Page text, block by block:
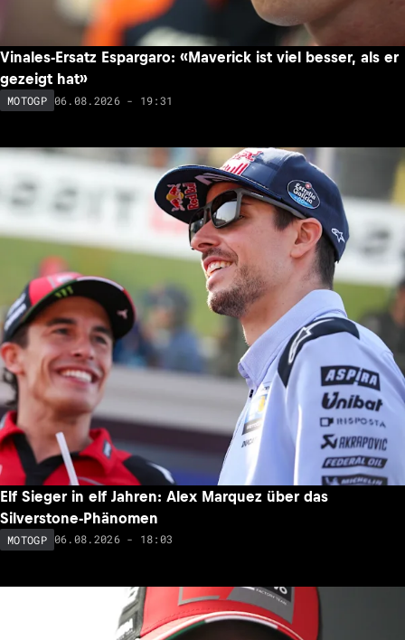
Vinales-Ersatz Espargaro: «Maverick ist viel besser, als er
gezeigt hat»
MOTOGP 06.08.2026 - 19:31
Elf Sieger in elf Jahren: Alex Marquez über das
Silverstone-Phänomen
MOTOGP 06.08.2026 - 18:03